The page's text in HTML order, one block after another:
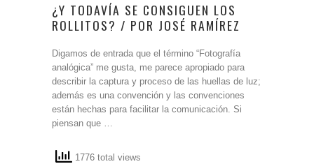
¿Y TODAVÍA SE CONSIGUEN LOS
ROLLITOS? / POR JOSÉ RAMÍREZ
Digamos de entrada que el término “Fotografía
analógica” me gusta, me parece apropiado para
describir la captura y proceso de las huellas de luz;
además es una convención y las convenciones
están hechas para facilitar la comunicación. Si
piensan que …
1776 total views